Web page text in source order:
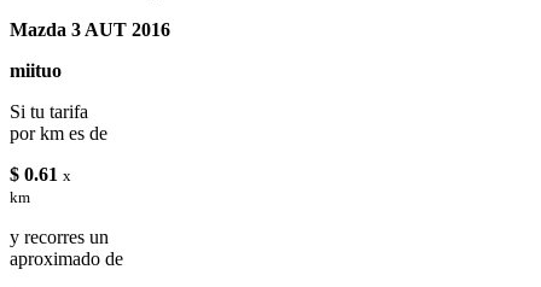
Mazda 3 AUT 2016
miituo
Si tu tarifa
por km es de
$ 0.61 x
km
y recorres un
aproximado de